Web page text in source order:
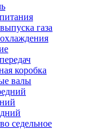
газа
коробка
валы
седельное